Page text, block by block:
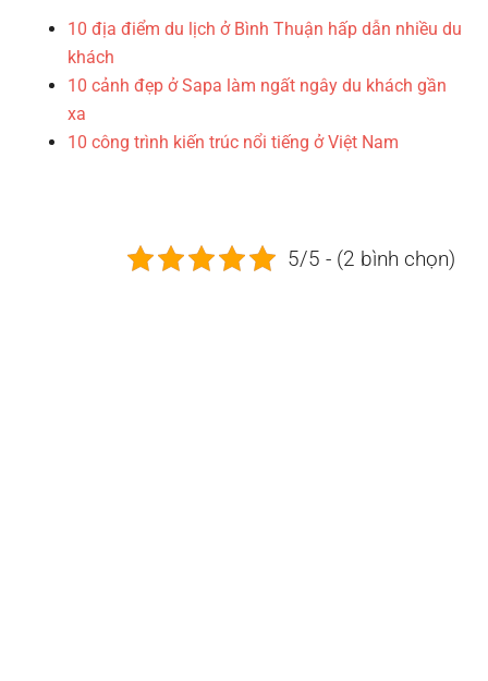
10 địa điểm du lịch ở Bình Thuận hấp dẫn nhiều du
khách
10 cảnh đẹp ở Sapa làm ngất ngây du khách gần
xa
10 công trình kiến trúc nổi tiếng ở Việt Nam
5/5 - (2 bình chọn)